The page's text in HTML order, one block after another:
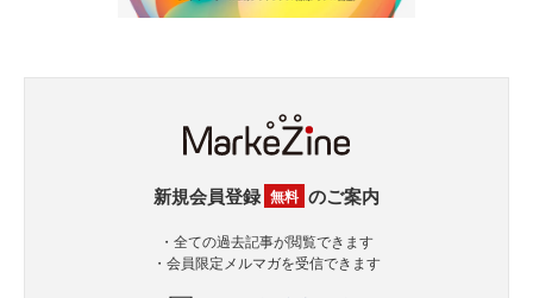
新規会員登録 無料 のご案内
・全ての過去記事が閲覧できます
・会員限定メルマガを受信できます